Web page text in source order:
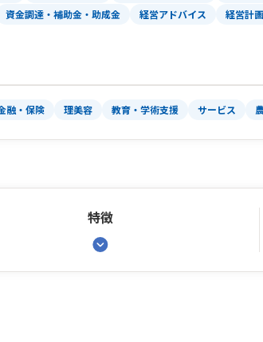
資金調達・補助金・助成金 経営アドバイス 経営計
融・保険 理美容 教育・学術支援 サービス
特徴